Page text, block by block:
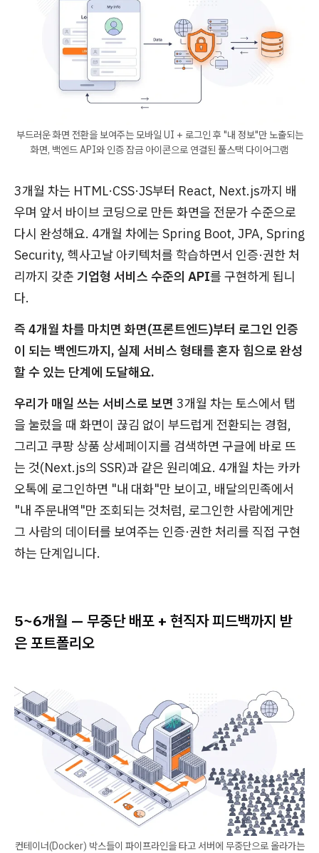
부드러운 화면 전환을 보여주는 모바일 UI + 로그인 후 "내 정보"만 노출되는
화면, 백엔드 API와 인증 잠금 아이콘으로 연결된 풀스택 다이어그램
3개월 차는 HTML·CSS·JS부터 React, Next.js까지 배
우며 앞서 바이브 코딩으로 만든 화면을 전문가 수준으로
다시 완성해요. 4개월 차에는 Spring Boot, JPA, Spring
Security, 헥사고날 아키텍처를 학습하면서 인증·권한 처
리까지 갖춘 기업형 서비스 수준의 API를 구현하게 됩니
다.
즉 4개월 차를 마치면 화면(프론트엔드)부터 로그인 인증
이 되는 백엔드까지, 실제 서비스 형태를 혼자 힘으로 완성
할 수 있는 단계에 도달해요.
우리가 매일 쓰는 서비스로 보면 3개월 차는 토스에서 탭
을 눌렀을 때 화면이 끊김 없이 부드럽게 전환되는 경험,
그리고 쿠팡 상품 상세페이지를 검색하면 구글에 바로 뜨
는 것(Next.js의 SSR)과 같은 원리예요. 4개월 차는 카카
오톡에 로그인하면 "내 대화"만 보이고, 배달의민족에서
"내 주문내역"만 조회되는 것처럼, 로그인한 사람에게만
그 사람의 데이터를 보여주는 인증·권한 처리를 직접 구현
하는 단계입니다.
5~6개월 — 무중단 배포 + 현직자 피드백까지 받
은 포트폴리오
컨테이너(Docker) 박스들이 파이프라인을 타고 서버에 무중단으로 올라가는